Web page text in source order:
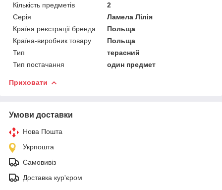
Кількість предметів
2
Серія
Ламела Лілія
Країна реєстрації бренда
Польща
Країна-виробник товару
Польща
Тип
терасний
Тип постачання
один предмет
Приховати
Умови доставки
Нова Пошта
Укрпошта
Самовивіз
Доставка кур'єром